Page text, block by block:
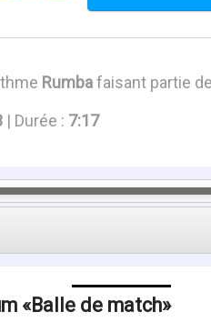
Rumbafaisant partie
| Durée : 7:17
Balle de match